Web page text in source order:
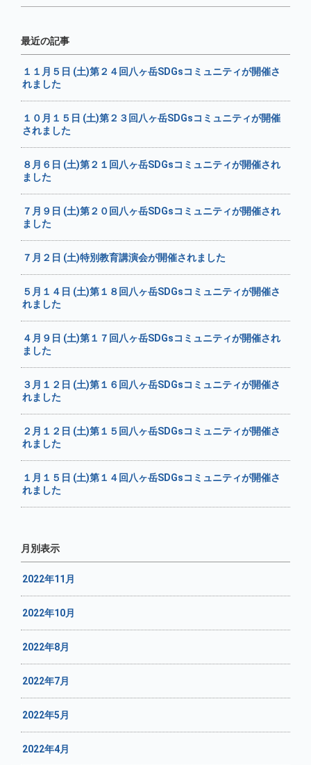
最近の記事
１１月５日 (土)第２４回八ヶ岳SDGsコミュニティが開催さ
れました
１０月１５日 (土)第２３回八ヶ岳SDGsコミュニティが開催
されました
８月６日 (土)第２１回八ヶ岳SDGsコミュニティが開催され
ました
７月９日 (土)第２０回八ヶ岳SDGsコミュニティが開催され
ました
７月２日 (土)特別教育講演会が開催されました
５月１４日 (土)第１８回八ヶ岳SDGsコミュニティが開催さ
れました
４月９日 (土)第１７回八ヶ岳SDGsコミュニティが開催され
ました
３月１２日 (土)第１６回八ヶ岳SDGsコミュニティが開催さ
れました
２月１２日 (土)第１５回八ヶ岳SDGsコミュニティが開催さ
れました
１月１５日 (土)第１４回八ヶ岳SDGsコミュニティが開催さ
れました
月別表示
2022年11月
2022年10月
2022年8月
2022年7月
2022年5月
2022年4月